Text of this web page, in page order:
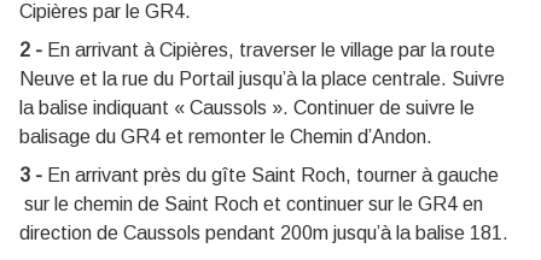
Cipières par le GR4.
2 - En arrivant à Cipières, traverser le village par la route
Neuve et la rue du Portail jusqu’à la place centrale. Suivre
la balise indiquant « Caussols ». Continuer de suivre le
balisage du GR4 et remonter le Chemin d’Andon.
3 - En arrivant près du gîte Saint Roch, tourner à gauche
sur le chemin de Saint Roch et continuer sur le GR4 en
direction de Caussols pendant 200m jusqu’à la balise 181.